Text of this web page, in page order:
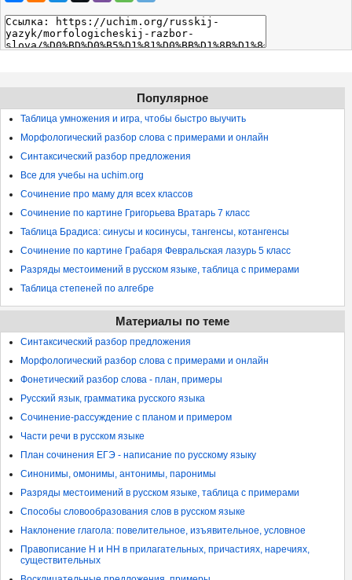
Популярное
Таблица умножения и игра, чтобы быстро выучить
Морфологический разбор слова с примерами и онлайн
Синтаксический разбор предложения
Все для учебы на uchim.org
Сочинение про маму для всех классов
Сочинение по картине Григорьева Вратарь 7 класс
Таблица Брадиса: синусы и косинусы, тангенсы, котангенсы
Сочинение по картине Грабаря Февральская лазурь 5 класс
Разряды местоимений в русском языке, таблица с примерами
Таблица степеней по алгебре
Материалы по теме
Синтаксический разбор предложения
Морфологический разбор слова с примерами и онлайн
Фонетический разбор слова - план, примеры
Русский язык, грамматика русского языка
Сочинение-рассуждение с планом и примером
Части речи в русском языке
План сочинения ЕГЭ - написание по русскому языку
Синонимы, омонимы, антонимы, паронимы
Разряды местоимений в русском языке, таблица с примерами
Способы словообразования слов в русском языке
Наклонение глагола: повелительное, изъявительное, условное
Правописание Н и НН в прилагательных, причастиях, наречиях,
существительных